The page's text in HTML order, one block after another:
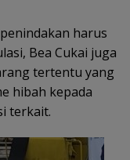
harus
Bea Cukai juga
tertentu yang
hibah kepada
terkait.